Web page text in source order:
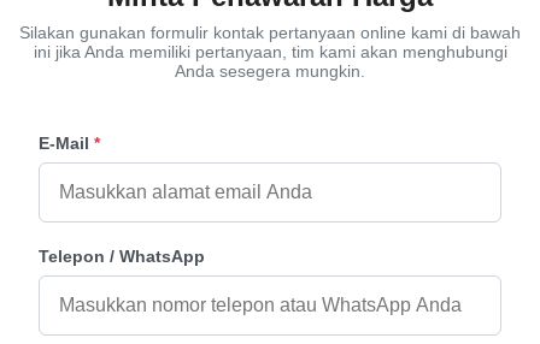
Silakan gunakan formulir kontak pertanyaan online kami di bawah
ini jika Anda memiliki pertanyaan, tim kami akan menghubungi
Anda sesegera mungkin.
E-Mail *
Telepon / WhatsApp